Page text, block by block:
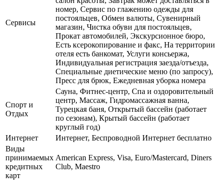
Сервисы
номер, Сервис по глажению одежды для
постояльцев, Обмен валюты, Сувенирный
магазин, Чистка обуви для постояльцев,
Прокат автомобилей, Экскурсионное бюро,
Есть ксерокопирование и факс, На территории
отеля есть банкомат, Услуги консьержа,
Индивидуальная регистрация заезда/отъезда,
Специальные диетические меню (по запросу),
Пресс для брюк, Ежедневная уборка номера
Спорт и
Отдых
Сауна, Фитнес-центр, Спа и оздоровительный
центр, Массаж, Гидромассажная ванна,
Турецкая баня, Открытый бассейн (работает
по сезонам), Крытый бассейн (работает
круглый год)
Интернет
Интернет, Беспроводной Интернет бесплатно
Виды
принимаемых
кредитных
карт
American Express, Visa, Euro/Mastercard, Diners
Club, Maestro